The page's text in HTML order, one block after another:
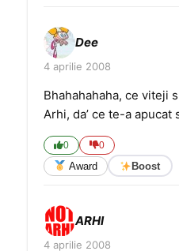
Dee
4 aprilie 2008
Bhahahahaha, ce viteji
Arhi, da’ ce te-a apucat
0 0
Award Boost
ARHI
4 aprilie 2008